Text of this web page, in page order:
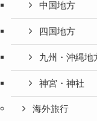
中国地方
四国地方
九州・沖縄地
神宮・神社
海外旅行